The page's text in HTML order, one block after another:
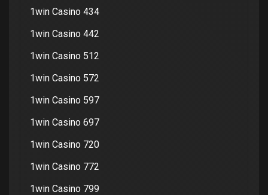
1win Casino 434
1win Casino 442
1win Casino 512
1win Casino 572
1win Casino 597
1win Casino 697
1win Casino 720
1win Casino 772
1win Casino 799